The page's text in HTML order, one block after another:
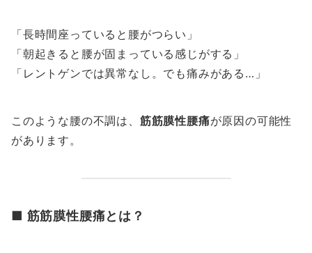
「長時間座っていると腰がつらい」
「朝起きると腰が固まっている感じがする」
「レントゲンでは異常なし。でも痛みがある…」
このような腰の不調は、 筋筋膜性腰痛が原因の可能性
があります。
■ 筋筋膜性腰痛とは？